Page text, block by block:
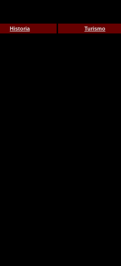
Historia Turismo